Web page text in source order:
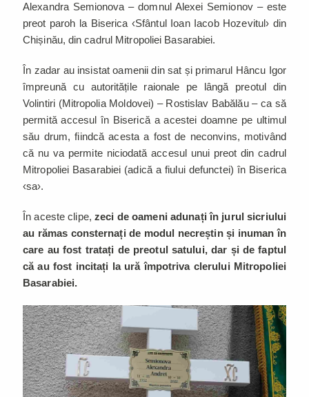
Alexandra Semionova – domnul Alexei Semionov – este
preot paroh la Biserica ‹Sfântul Ioan Iacob Hozevitul› din
Chișinău, din cadrul Mitropoliei Basarabiei.
În zadar au insistat oamenii din sat și primarul Hâncu Igor
împreună cu autoritățile raionale pe lângă preotul din
Volintiri (Mitropolia Moldovei) – Rostislav Babălău – ca să
permită accesul în Biserică a acestei doamne pe ultimul
său drum, fiindcă acesta a fost de neconvins, motivând
că nu va permite niciodată accesul unui preot din cadrul
Mitropoliei Basarabiei (adică a fiului defunctei) în Biserica
‹sa›.
În aceste clipe,zeci de oameni adunați în jurul sicriului
au rămas consternați de modul necreștin și inuman în
care au fost tratați de preotul satului, dar și de faptul
că au fost incitați la ură împotriva clerului Mitropoliei
Basarabiei.